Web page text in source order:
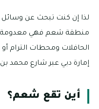
لذا إن كنت تبحث عن وسائل
منطقة شعم فهي معدومة
الحافلات ومحطات الترام
إمارة دبي عبر شارع محمد بن
أين تقع شعم؟